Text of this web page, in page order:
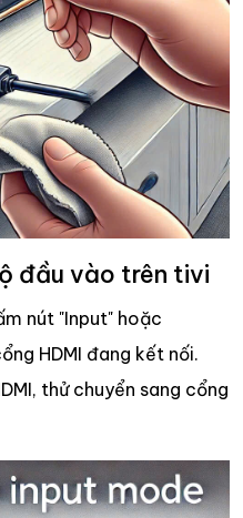
đầu vào trên tivi
nút "Input" hoặc
HDMI đang kết nối.
thử chuyển sang cổng